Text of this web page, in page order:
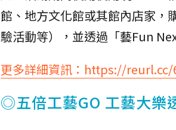
館、地方文化館或其館內店家，
驗活動等），並透過「藝Fun
更多詳細資訊：https://reurl.cc/
◎五倍工藝GO 工藝大樂